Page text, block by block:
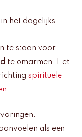
het dagelijks
te staan voor
te omarmen. Het
spirituele
.
als een